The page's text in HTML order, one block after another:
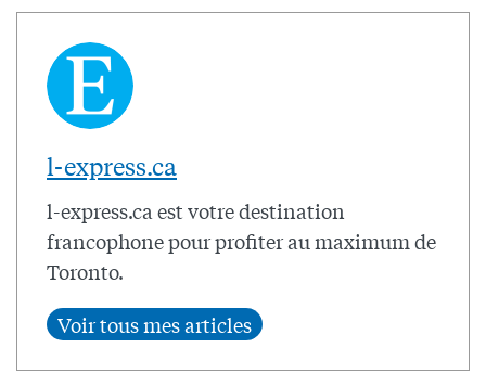
l-express.ca
l-express.ca est votre destination
francophone pour profiter au maximum de
Toronto.